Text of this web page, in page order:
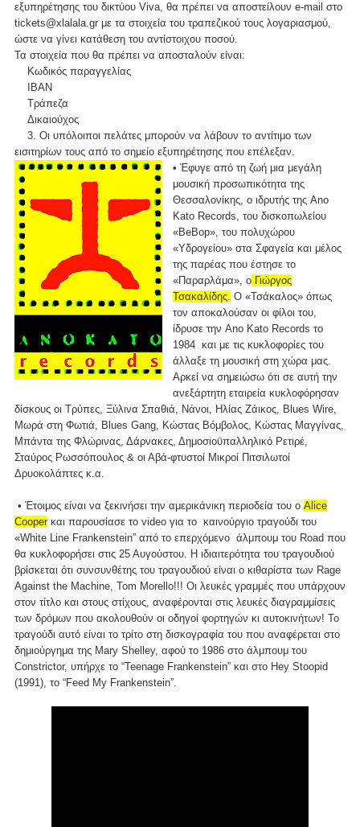
εξυπηρέτησης του δικτύου Viva, θα πρέπει να αποστείλουν e-mail στο
tickets@xlalala.gr με τα στοιχεία του τραπεζικού τους λογαριασμού,
ώστε να γίνει κατάθεση του αντίστοιχου ποσού.
Τα στοιχεία που θα πρέπει να αποσταλούν είναι:
Κωδικός παραγγελίας
ΙΒΑΝ
Τράπεζα
Δικαιούχος
3. Οι υπόλοιποι πελάτες μπορούν να λάβουν το αντίτιμο των
εισιτηρίων τους από το σημείο εξυπηρέτησης που επέλεξαν.
• Έφυγε από τη ζωή μια μεγάλη
μουσική προσωπικότητα της
Θεσσαλονίκης, ο ιδρυτής της Ano
Kato Records, του δισκοπωλείου
«BeBop», του πολυχώρου
«Υδρογείου» στα Σφαγεία και μέλος
της παρέας που έστησε το
«Παραρλάμα», ο Γιώργος
Τσακαλίδης. Ο «Τσάκαλος» όπως
τον αποκαλούσαν οι φίλοι του,
ίδρυσε την Ano Kato Records το
1984 και με τις κυκλοφορίες του
άλλαξε τη μουσική στη χώρα μας.
Αρκεί να σημειώσω ότι σε αυτή την
ανεξάρτητη εταιρεία κυκλοφόρησαν
δίσκους οι Τρύπες, Ξύλινα Σπαθιά, Νάνοι, Ηλίας Ζάικος, Blues Wire,
Μωρά στη Φωτιά, Blues Gang, Κώστας Βόμβολος, Κώστας Μαγγίνας,
Μπάντα της Φλώρινας, Δάρνακες, Δημοσιοϋπαλληλικό Ρετιρέ,
Σταύρος Ρωσσόπουλος & οι Αβά-φτυστοί Μικροί Πιτσιλωτοί
Δρυοκολάπτες κ.α.
• Έτοιμος είναι να ξεκινήσει την αμερικάνικη περιοδεία του ο Alice
Cooper και παρουσίασε το video για το καινούργιο τραγούδι του
«White Line Frankenstein” από το επερχόμενο άλμπουμ του Road που
θα κυκλοφορήσει στις 25 Αυγούστου. Η ιδιαιτερότητα του τραγουδιού
βρίσκεται ότι συνσυνθέτης του τραγουδιού είναι ο κιθαρίστα των Rage
Against the Machine, Tom Morello!!! Οι λευκές γραμμές που υπάρχουν
στον τίτλο και στους στίχους, αναφέρονται στις λευκές διαγραμμίσεις
των δρόμων που ακολουθούν οι οδηγοί φορτηγών κι αυτοκινήτων! Το
τραγούδι αυτό είναι το τρίτο στη δισκογραφία του που αναφέρεται στο
δημιούργημα της Mary Shelley, αφού το 1986 στο άλμπουμ του
Constrictor, υπήρχε το “Teenage Frankenstein” και στο Hey Stoopid
(1991), το “Feed My Frankenstein”.